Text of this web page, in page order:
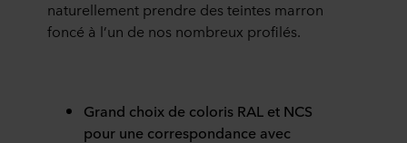
naturellement prendre des teintes marron
foncé à l’un de nos nombreux profilés.
Grand choix de coloris RAL et NCS
pour une correspondance avec